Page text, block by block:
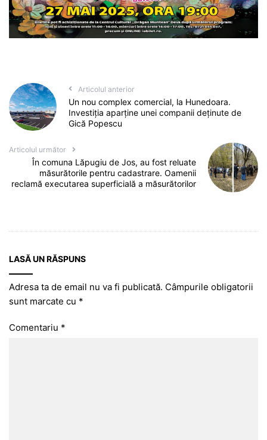
Articolul anterior
Un nou complex comercial, la Hunedoara.
Investiția aparține unei companii deținute de
Gică Popescu
Articolul următor
În comuna Lăpugiu de Jos, au fost reluate
măsurătorile pentru cadastrare. Oamenii
reclamă executarea superficială a măsurătorilor
LASĂ UN RĂSPUNS
Adresa ta de email nu va fi publicată. Câmpurile obligatorii
sunt marcate cu *
Comentariu *